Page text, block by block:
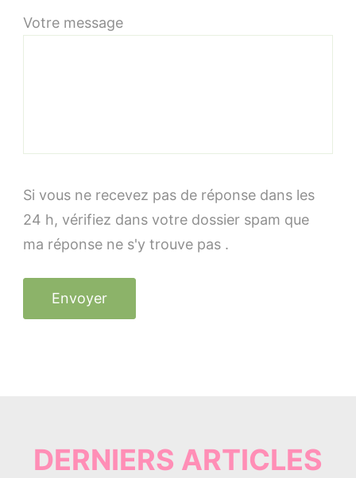
Votre message
Si vous ne recevez pas de réponse dans les
24 h, vérifiez dans votre dossier spam que
ma réponse ne s'y trouve pas .
DERNIERS ARTICLES